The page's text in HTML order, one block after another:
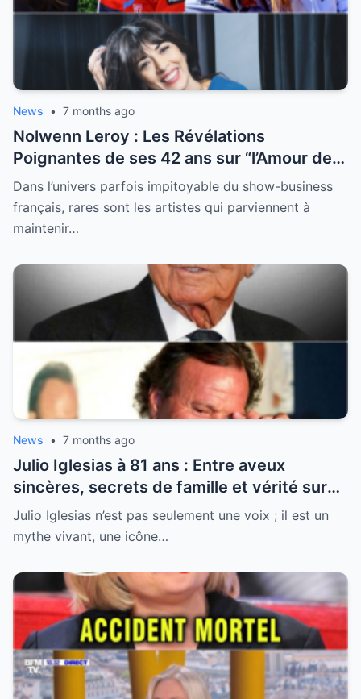
News • 7 months ago
Nolwenn Leroy : Les Révélations
Poignantes de ses 42 ans sur “l’Amour de
sa Vie”
Dans l’univers parfois impitoyable du show-business
français, rares sont les artistes qui parviennent à
maintenir…
News • 7 months ago
Julio Iglesias à 81 ans : Entre aveux
sincères, secrets de famille et vérité sur
sa santé, la légende se livre enfin
Julio Iglesias n’est pas seulement une voix ; il est un
mythe vivant, une icône…